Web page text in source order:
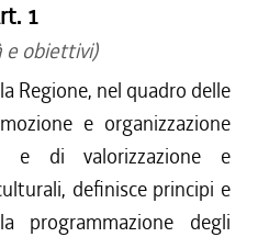
1
e obiettivi)
Regione, nel quadro delle
e organizzazione
e di valorizzazione e
definisce principi e
programmazione degli